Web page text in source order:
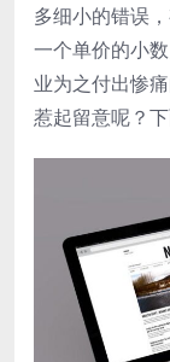
多细小的错误
一个单价的小
业为之付出惨
惹起留意呢？